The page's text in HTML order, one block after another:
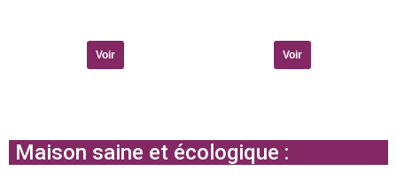
Voir Voir
Maison saine et écologique :